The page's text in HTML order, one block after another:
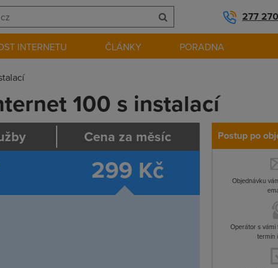
277
INTERNETU ČLÁNKY PORADNA
100 s instalací
Cena za měsíc
299 Kč
Postup po
Objednávku
Operátor s
termín